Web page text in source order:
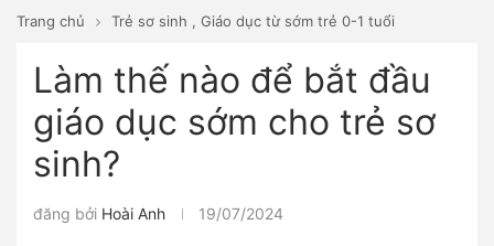
Trang chủ Trẻ sơ sinh , Giáo dục từ sớm trẻ 0-1 tuổi
Làm thế nào để bắt đầu
giáo dục sớm cho trẻ sơ
sinh?
đăng bởi Hoài Anh 19/07/2024